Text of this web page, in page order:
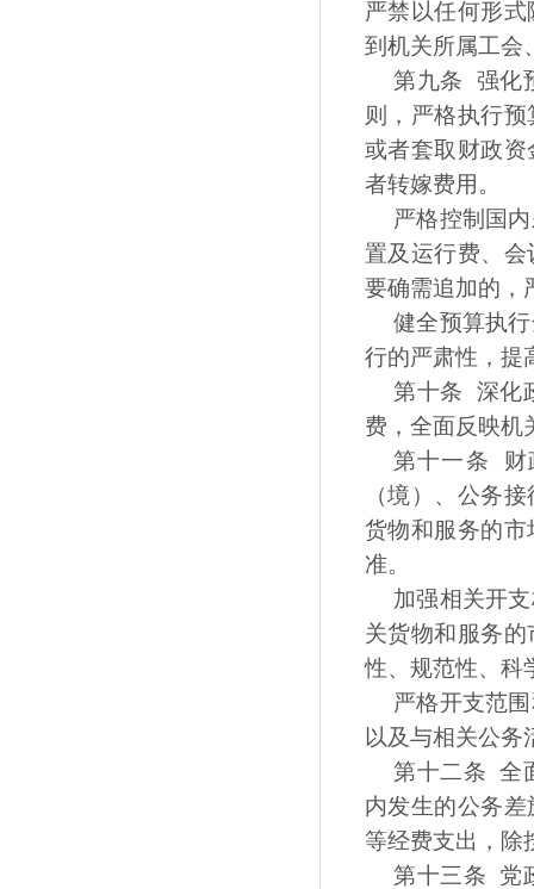
严禁以任何形
到机关所属工会
第九条 强化
则，严格执行
或者套取财政
者转嫁费用。
严格控制国
置及运行费、
要确需追加的，
健全预算执
行的严肃性，提
第十条 深化
费，全面反映机
第十一条 财
（境）、公务
货物和服务的
准。
加强相关开
关货物和服务
性、规范性、科
严格开支范
以及与相关公务
第十二条 全
内发生的公务
等经费支出，除
第十三条 党